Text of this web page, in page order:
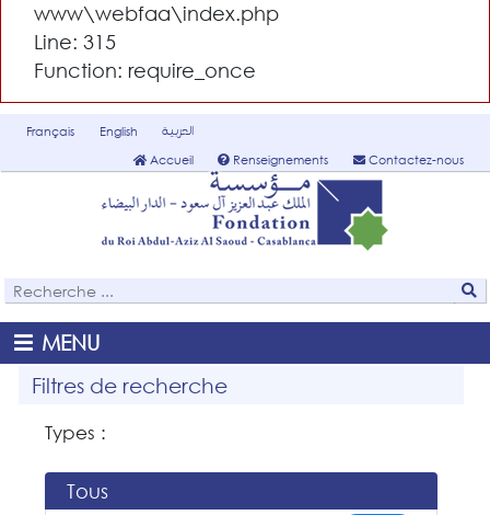
www\webfaa\index.php
Line: 315
Function: require_once
Français English
العربية
Accueil
Renseignements Contactez-nous
MENU
Filtres de recherche
Types :
Tous